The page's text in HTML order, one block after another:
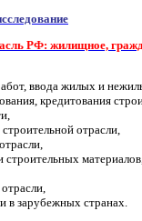
РФ: жилищное,
ввода жилых и
кредитования
отрасли,
строительных
в зарубежных странах.